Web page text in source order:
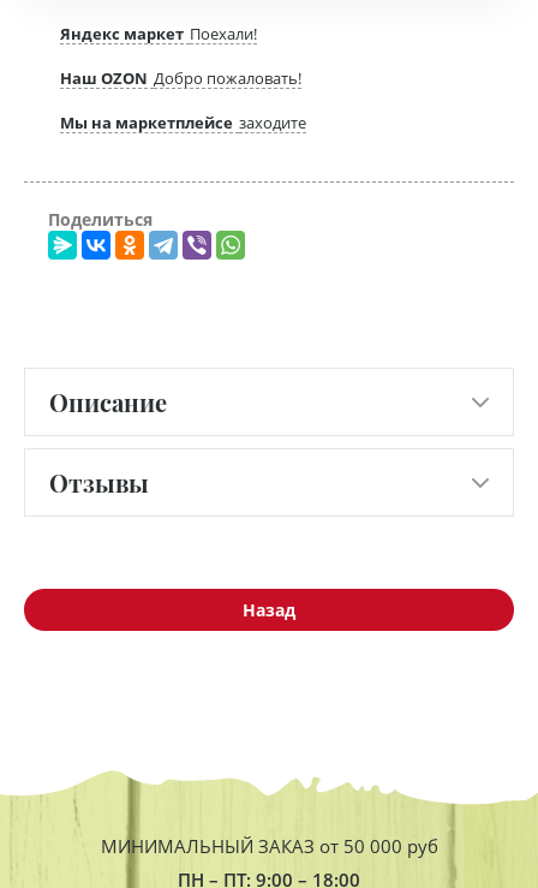
Яндекс маркет Поехали!
Наш OZON Добро пожаловать!
Мы на маркетплейсе заходите
Поделиться
Описание
Отзывы
Назад
МИНИМАЛЬНЫЙ ЗАКАЗ от 50 000 руб
ПН – ПТ: 9:00 – 18:00